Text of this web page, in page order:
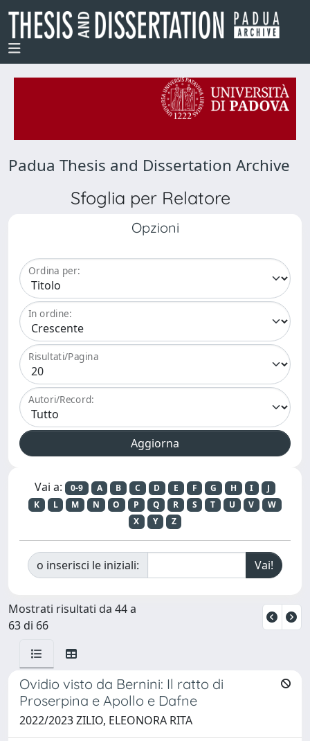
Padua Thesis and Dissertation Archive
Sfoglia per Relatore
Opzioni
Ordina per:
In ordine:
Risultati/Pagina
Autori/Record:
Vai a: 0-9 A B C D E F G H I
J
K
L M N O P Q R S T U V
W
X
Y Z
o inserisci le iniziali:
Mostrati risultati da 44 a
63 di 66
Ovidio visto da Bernini: Il ratto di
Proserpina e Apollo e Dafne
2022/2023 ZILIO, ELEONORA RITA